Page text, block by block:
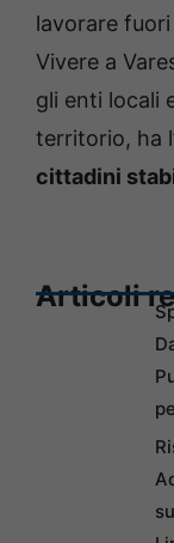
lavorare
Vivere a
gli enti locali
territorio, ha
cittadini
Articoli